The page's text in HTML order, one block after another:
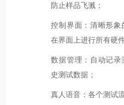
防止样品飞溅；
控制界面：清晰形
在界面上进行所有硬
数据管理：自动记
史测试数据；
真人语音：各个测试